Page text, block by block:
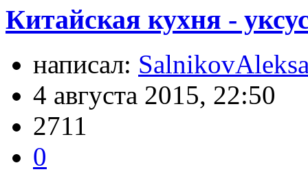
Китайская кухня -
написал:
4 августа 2015, 22:50
2711
0